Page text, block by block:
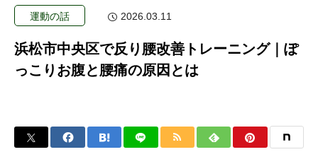
運動の話 2026.03.11
浜松市中央区で反り腰改善トレーニング｜ぽ
っこりお腹と腰痛の原因とは